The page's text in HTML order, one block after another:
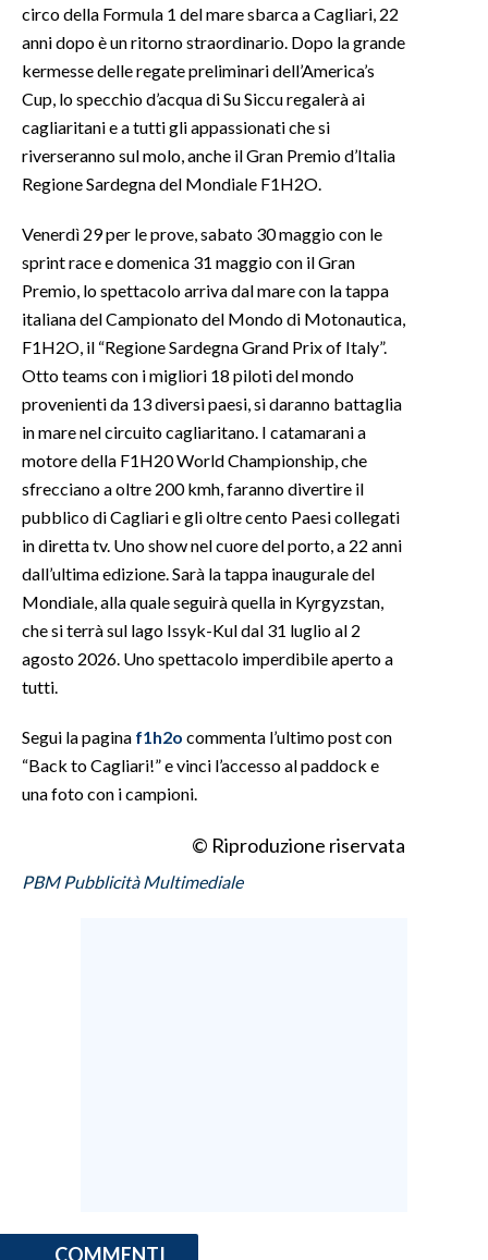
SARDI NEL MONDO
EVENTI
INSULARITÀ
INFO AZIENDE
ANNUNCI
NECROLOGI
PUBBLICITÀ
SPIAGGE
STORE
circo della Formula 1 del mare sbarca a Cagliari, 22
anni dopo è un ritorno straordinario. Dopo la grande
kermesse delle regate preliminari dell’America’s
Cup, lo specchio d’acqua di Su Siccu regalerà ai
cagliaritani e a tutti gli appassionati che si
riverseranno sul molo, anche il Gran Premio d’Italia
Regione Sardegna del Mondiale F1H2O.
Venerdì 29 per le prove, sabato 30 maggio con le
sprint race e domenica 31 maggio con il Gran
Premio, lo spettacolo arriva dal mare con la tappa
italiana del Campionato del Mondo di Motonautica,
F1H2O, il “Regione Sardegna Grand Prix of Italy”.
Otto teams con i migliori 18 piloti del mondo
provenienti da 13 diversi paesi, si daranno battaglia
in mare nel circuito cagliaritano. I catamarani a
motore della F1H20 World Championship, che
sfrecciano a oltre 200 kmh, faranno divertire il
pubblico di Cagliari e gli oltre cento Paesi collegati
in diretta tv. Uno show nel cuore del porto, a 22 anni
dall’ultima edizione. Sarà la tappa inaugurale del
Mondiale, alla quale seguirà quella in Kyrgyzstan,
che si terrà sul lago Issyk-Kul dal 31 luglio al 2
agosto 2026. Uno spettacolo imperdibile aperto a
tutti.
Segui la pagina f1h2o commenta l’ultimo post con
“Back to Cagliari!” e vinci l’accesso al paddock e
una foto con i campioni.
© Riproduzione riservata
PBM Pubblicità Multimediale
COMMENTI